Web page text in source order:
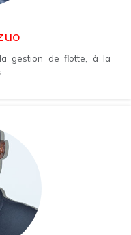
gestion de flotte, à la